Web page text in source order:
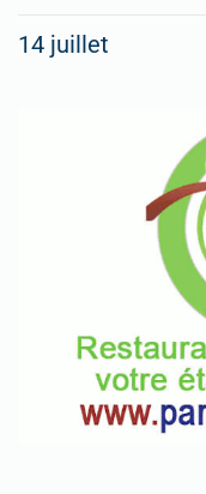
14 juillet